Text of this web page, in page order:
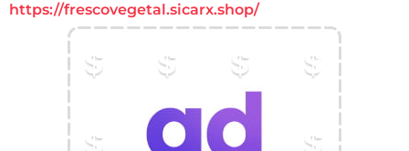
https://frescovegetal.sicarx.shop/